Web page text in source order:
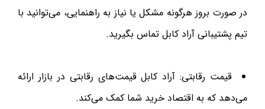
در صورت بروز هرگونه مشکل یا نیاز به راهنمایی، می‌توانید با
تیم پشتیبانی آراد کابل تماس بگیرید.
قیمت رقابتی: آراد کابل قیمت‌های رقابتی در بازار ارائه
می‌دهد که به اقتصاد خرید شما کمک می‌کند.